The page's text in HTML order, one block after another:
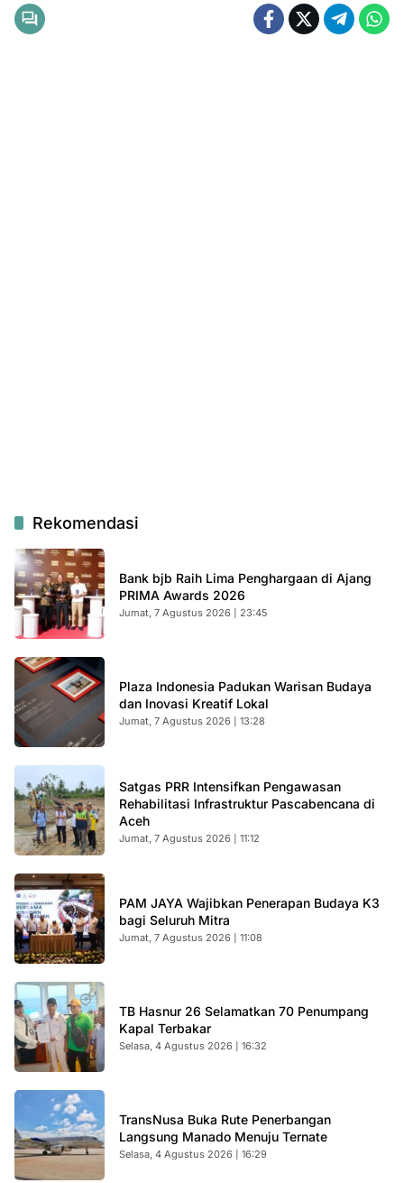
Rekomendasi
Bank bjb Raih Lima Penghargaan di Ajang
PRIMA Awards 2026
Jumat, 7 Agustus 2026 | 23:45
Plaza Indonesia Padukan Warisan Budaya
dan Inovasi Kreatif Lokal
Jumat, 7 Agustus 2026 | 13:28
Satgas PRR Intensifkan Pengawasan
Rehabilitasi Infrastruktur Pascabencana di
Aceh
Jumat, 7 Agustus 2026 | 11:12
PAM JAYA Wajibkan Penerapan Budaya K3
bagi Seluruh Mitra
Jumat, 7 Agustus 2026 | 11:08
TB Hasnur 26 Selamatkan 70 Penumpang
Kapal Terbakar
Selasa, 4 Agustus 2026 | 16:32
TransNusa Buka Rute Penerbangan
Langsung Manado Menuju Ternate
Selasa, 4 Agustus 2026 | 16:29